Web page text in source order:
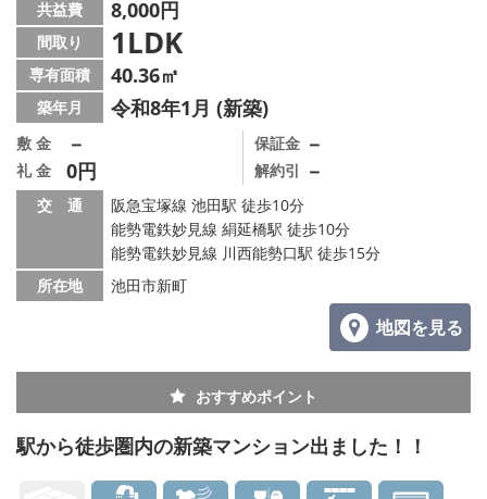
共益費 8,000円
間取り 1LDK
専有面積 40.36㎡
築年月 令和8年1月 (新築)
敷 金 －
礼 金 0円
保証金 －
解約引 －
交 通
阪急宝塚線 池田駅 徒歩10分
能勢電鉄妙見線 絹延橋駅 徒歩10分
能勢電鉄妙見線 川西能勢口駅 徒歩15分
所在地
池田市新町
地図を見る
おすすめポイント
駅から徒歩圏内の新築マンション出ました！！